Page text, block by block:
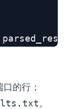
的行；
。